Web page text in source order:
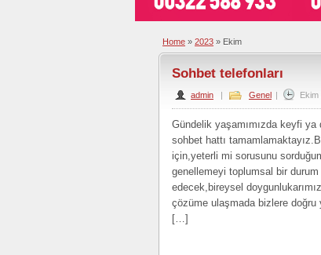
Home » 2023 » Ekim
Sohbet telefonları
admin | Genel | Ekim
Gündelik yaşamımızda keyfi
sohbet hattı
için,yeterli mi sorusunu
genellemeyi toplumsal bir
edecek,bireysel
çözüme ulaşmada bizlere
[…]